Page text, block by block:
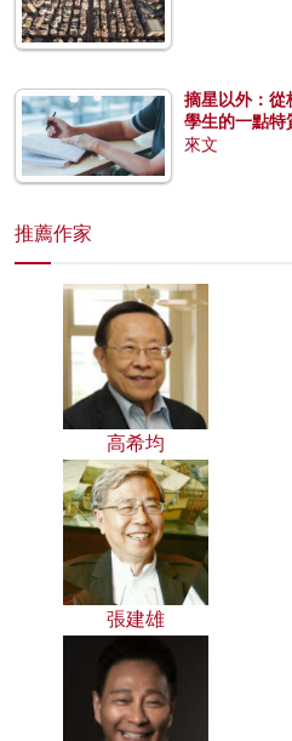
摘星以外：從
學生的一點特
來文
推薦作家
高希均
張建雄